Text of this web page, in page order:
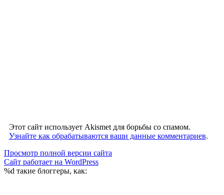
Этот сайт использует Akismet для борьбы со спамом.
Узнайте как обрабатываются ваши данные комментариев.
Просмотр полной версии сайта
Сайт работает на WordPress
%d такие блоггеры, как: